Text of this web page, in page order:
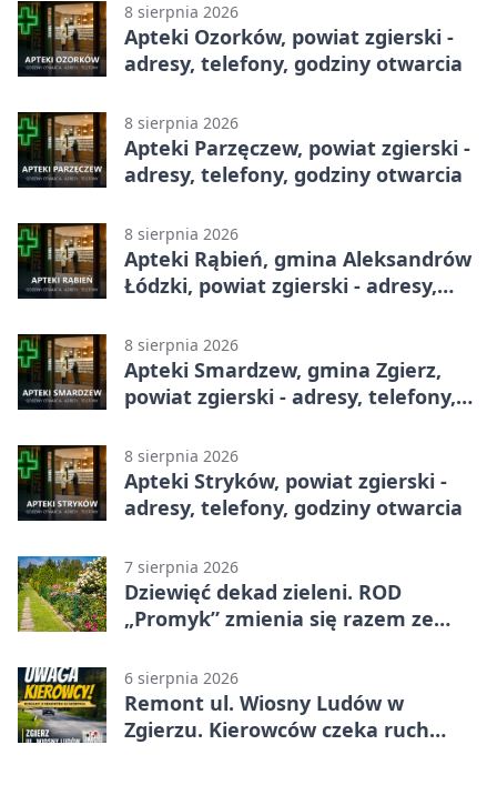
8 sierpnia 2026
Apteki Ozorków, powiat zgierski -
adresy, telefony, godziny otwarcia
8 sierpnia 2026
Apteki Parzęczew, powiat zgierski -
adresy, telefony, godziny otwarcia
8 sierpnia 2026
Apteki Rąbień, gmina Aleksandrów
Łódzki, powiat zgierski - adresy,
8 sierpnia 2026
Apteki Smardzew, gmina Zgierz,
powiat zgierski - adresy, telefony,
8 sierpnia 2026
Apteki Stryków, powiat zgierski -
adresy, telefony, godziny otwarcia
7 sierpnia 2026
Dziewięć dekad zieleni. ROD
„Promyk” zmienia się razem ze
6 sierpnia 2026
Remont ul. Wiosny Ludów w
Zgierzu. Kierowców czeka ruch